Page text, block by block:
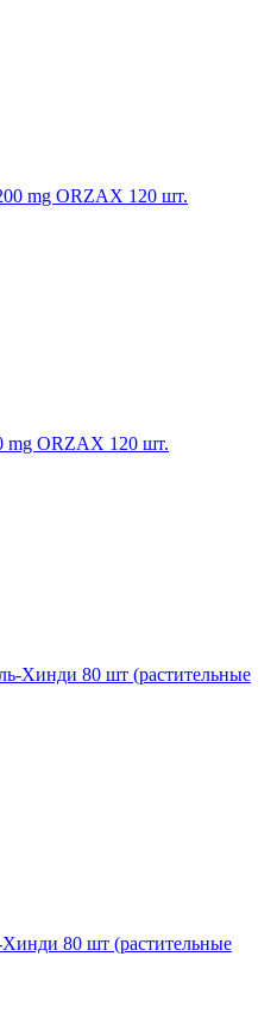
mg ORZAX 120 шт.
80 шт (растительные